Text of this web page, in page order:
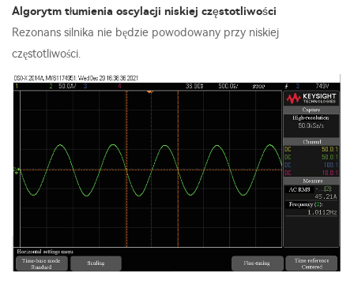
Algorytm tłumienia oscylacji niskiej częstotliwości
Rezonans silnika nie będzie powodowany przy niskiej
częstotliwości.